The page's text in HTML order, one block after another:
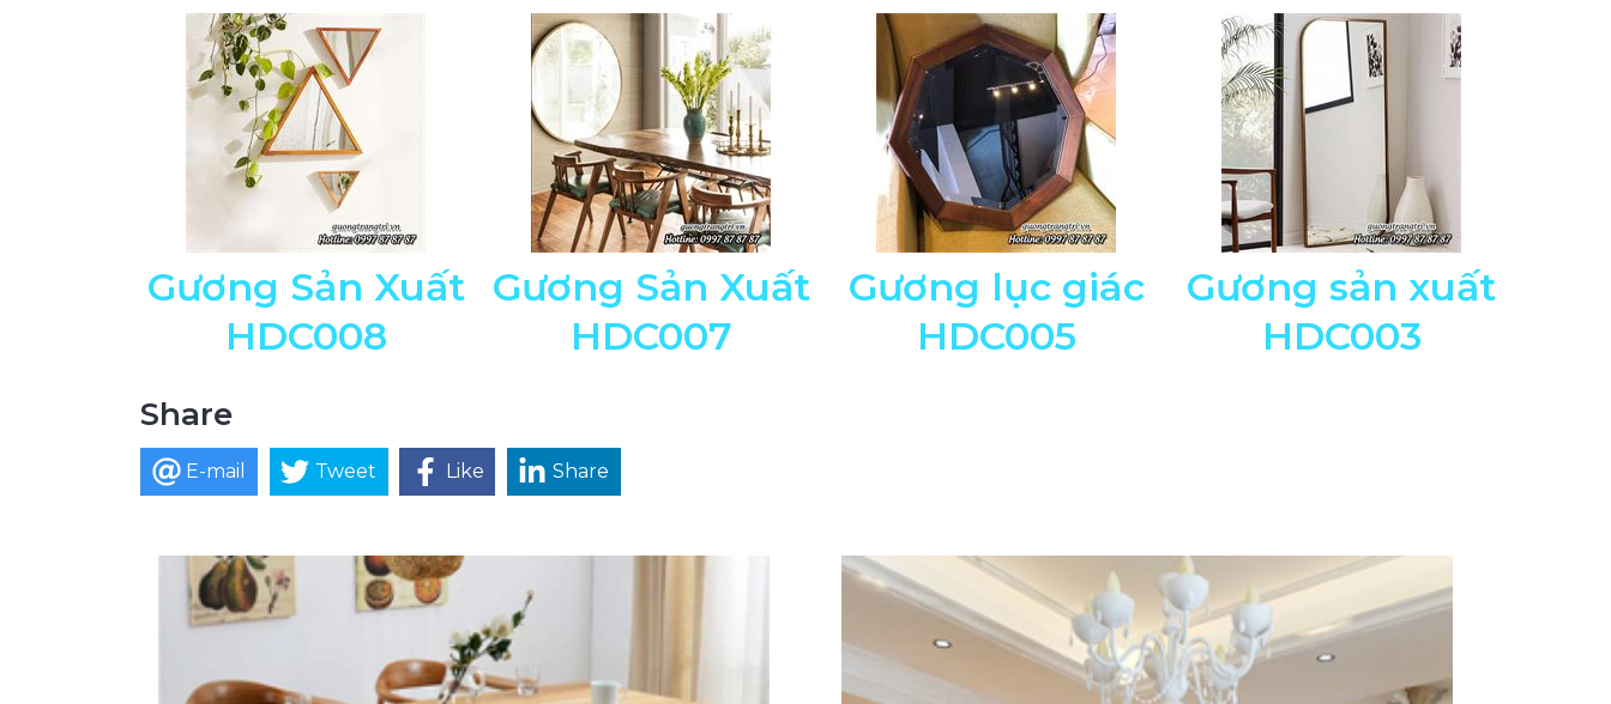
Gương Sản Xuất
HDC008
Gương Sản Xuất
HDC007
Gương lục giác
HDC005
Gương sản xuất
HDC003
Share
E-mail Tweet Like Share